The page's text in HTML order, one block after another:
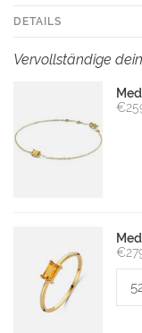
DETAILS
Vervollständige